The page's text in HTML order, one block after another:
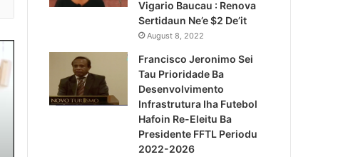
Vigario Baucau : Renova
Sertidaun Ne’e $2 De’it
August 8, 2022
Francisco Jeronimo Sei
Tau Prioridade Ba
Desenvolvimento
Infrastrutura Iha Futebol
Hafoin Re-Eleitu Ba
Presidente FFTL Periodu
2022-2026